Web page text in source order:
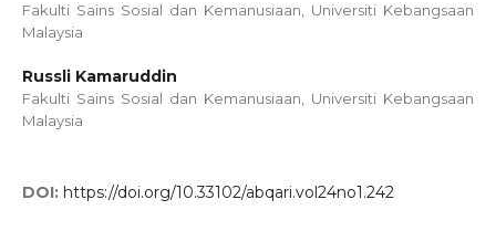
Fakulti Sains Sosial dan Kemanusiaan, Universiti Kebangsaan
Malaysia
Russli Kamaruddin
Fakulti Sains Sosial dan Kemanusiaan, Universiti Kebangsaan
Malaysia
DOI: https://doi.org/10.33102/abqari.vol24no1.242